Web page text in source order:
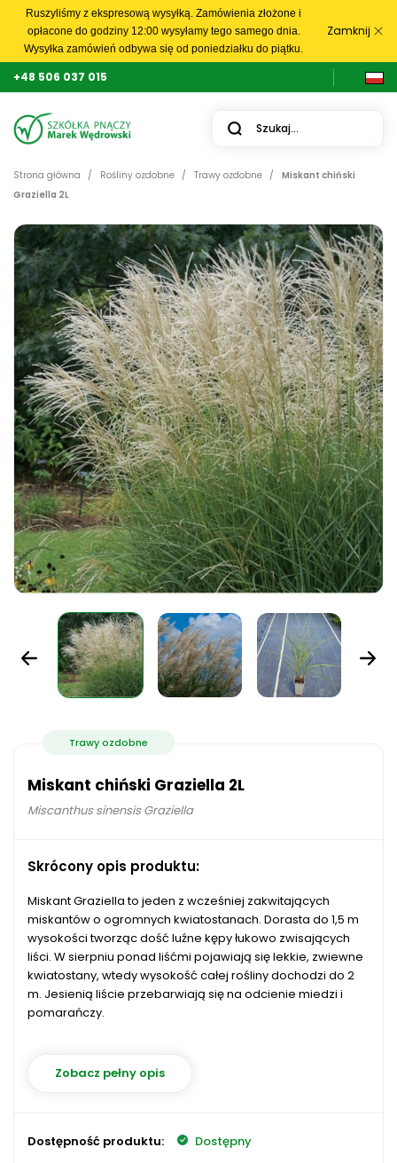
Ruszyliśmy z ekspresową wysyłką. Zamówienia złożone i
opłacone do godziny 12:00 wysyłamy tego samego dnia.
Wysyłka zamówień odbywa się od poniedziałku do piątku.
Zamknij
+48 506 037 015
Strona główna Rośliny ozdobne Trawy ozdobne
Miskant chiński
Graziella 2L
Trawy ozdobne
Miskant chiński Graziella 2L
Miscanthus sinensis Graziella
Skrócony opis produktu:
Miskant Graziella to jeden z wcześniej zakwitających
miskantów o ogromnych kwiatostanach. Dorasta do 1,5 m
wysokości tworząc dość luźne kępy łukowo zwisających
liści. W sierpniu ponad liśćmi pojawiają się lekkie, zwiewne
kwiatostany, wtedy wysokość całej rośliny dochodzi do 2
m. Jesienią liście przebarwiają się na odcienie miedzi i
pomarańczy.
Zobacz pełny opis
Dostępność produktu: Dostępny